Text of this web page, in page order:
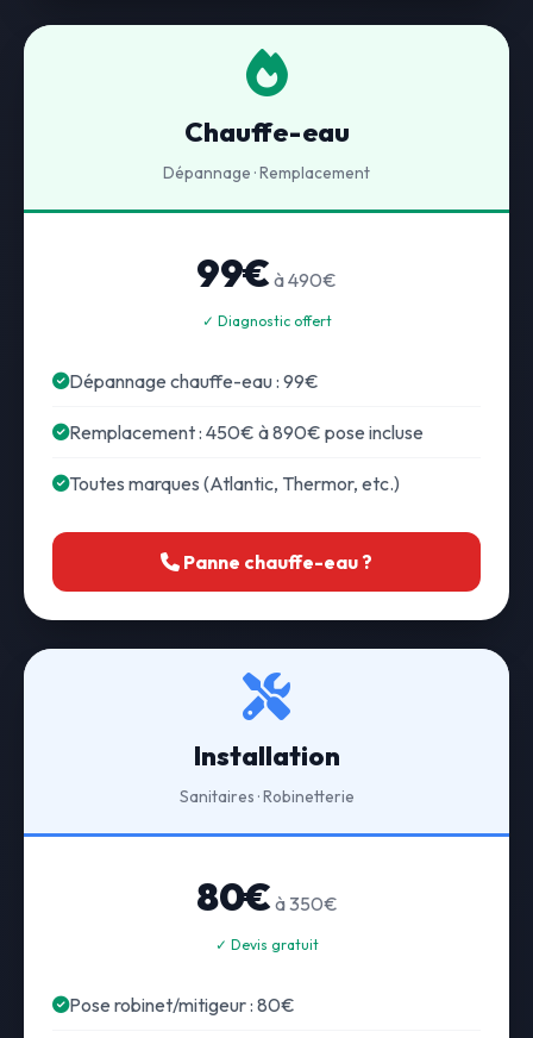
Chauffe-eau
Dépannage · Remplacement
99€ à 490€
✓ Diagnostic offert
Dépannage chauffe-eau : 99€
Remplacement : 450€ à 890€ pose incluse
Toutes marques (Atlantic, Thermor, etc.)
Panne chauffe-eau ?
Installation
Sanitaires · Robinetterie
80€ à 350€
✓ Devis gratuit
Pose robinet/mitigeur : 80€